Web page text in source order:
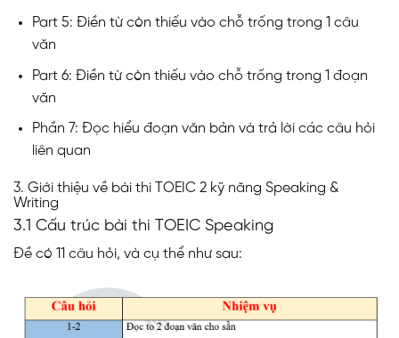
Part 5: Điền từ còn thiếu vào chỗ trống trong 1 câu
văn
Part 6: Điền từ còn thiếu vào chỗ trống trong 1 đoạn
văn
Phần 7: Đọc hiểu đoạn văn bản và trả lời các câu hỏi
liên quan
3. Giới thiệu về bài thi TOEIC 2 kỹ năng Speaking &
Writing
3.1 Cấu trúc bài thi TOEIC Speaking
Đề có 11 câu hỏi, và cụ thể như sau: